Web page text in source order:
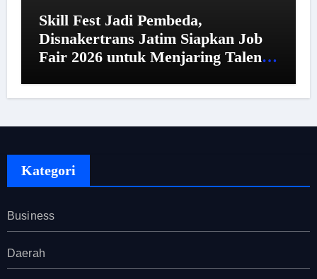
Skill Fest Jadi Pembeda,
Disnakertrans Jatim Siapkan Job
Fair 2026 untuk Menjaring Talenta
Kategori
Business
Daerah